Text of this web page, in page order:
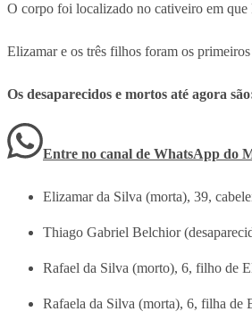
O corpo foi localizado no cativeiro em
Elizamar e os três filhos foram os
Os desaparecidos e mortos até agora
Entre no canal de WhatsApp do
Elizamar da Silva (morta), 39,
Thiago Gabriel Belchior
Rafael da Silva (morto), 6, filho de
Rafaela da Silva (morta), 6, filha de